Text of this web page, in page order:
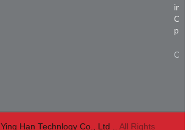
Ying Han Technlogy Co., Ltd .. All Rights